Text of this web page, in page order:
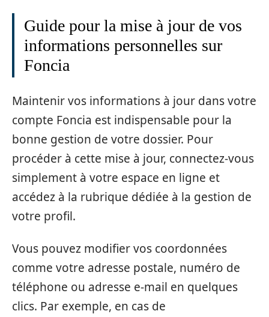
Guide pour la mise à jour de vos
informations personnelles sur
Foncia
Maintenir vos informations à jour dans votre
compte Foncia est indispensable pour la
bonne gestion de votre dossier. Pour
procéder à cette mise à jour, connectez-vous
simplement à votre espace en ligne et
accédez à la rubrique dédiée à la gestion de
votre profil.
Vous pouvez modifier vos coordonnées
comme votre adresse postale, numéro de
téléphone ou adresse e-mail en quelques
clics. Par exemple, en cas de